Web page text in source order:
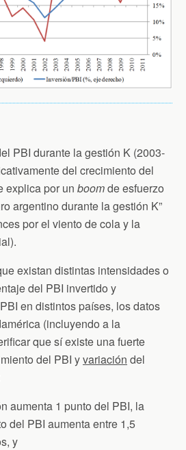
PBI durante la gestión K (2003-
del crecimiento del
explica por un boomde esfuerzo
argentino durante la gestión K”
por el viento de cola y la
existan distintas intensidades o
del PBI invertido y
en distintos países, los datos
(incluyendo a la
que sí existe una fuerte
del PBI yvariación del
aumenta 1 punto del PBI, la
del PBI aumenta entre 1,5
y